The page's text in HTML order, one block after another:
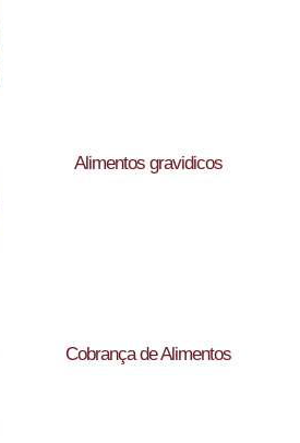
Alimentos gravidicos
Cobrança de Alimentos